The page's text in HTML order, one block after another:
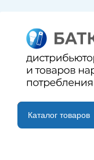
B2B портал
Каталог товаров